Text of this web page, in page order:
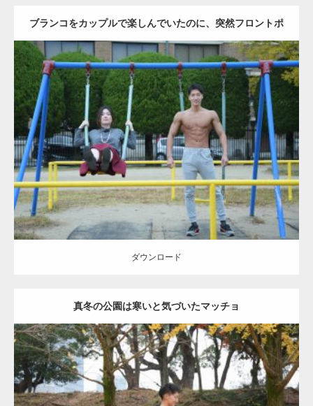
ブランコをカップルで楽しんでいたのに、突然フロントポ
ーズをするマッチョ
Update: 2021.07.6
Category:公園のマッチョ その他 AKIHITO(細マッチョ) 腹筋 大胸筋
ダウンロード
ダウンロード
真冬の公園は寒いと気づいたマッチョ
Update: 2021.07.8